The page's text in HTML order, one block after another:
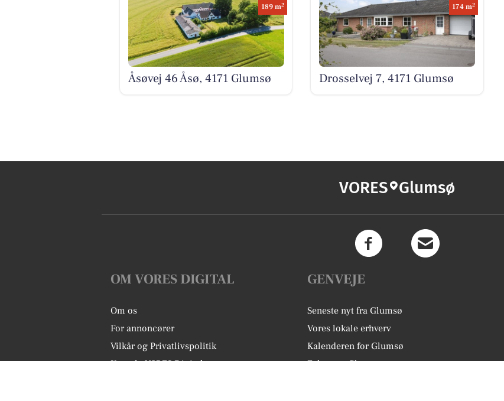
189 m2
Åsøvej 46 Åsø, 4171 Glumsø
174 m2
Drosselvej 7, 4171 Glumsø
VORES Glumsø
OM VORES DIGITAL
Om os
For annoncører
Vilkår og Privatlivspolitik
Kontakt VORES Digital
GENVEJE
Seneste nyt fra Glumsø
Vores lokale erhverv
Kalenderen for Glumsø
Fakta om Glumsø